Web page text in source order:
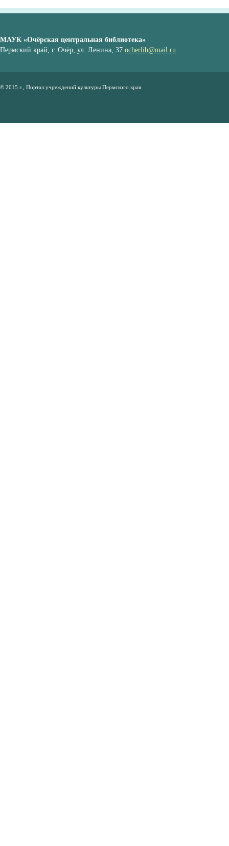
МАУК «Очёрская центральная библиотека»
Пермский край, г. Очёр, ул. Ленина, 37 ocherlib@mail.ru
© 2015 г., Портал учреждений культуры Пермского края